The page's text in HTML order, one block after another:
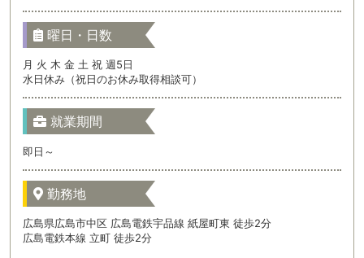
曜日・日数
月 火 木 金 土 祝 週5日
水日休み（祝日のお休み取得相談可）
就業期間
即日～
勤務地
広島県広島市中区 広島電鉄宇品線 紙屋町東 徒歩2分
広島電鉄本線 立町 徒歩2分